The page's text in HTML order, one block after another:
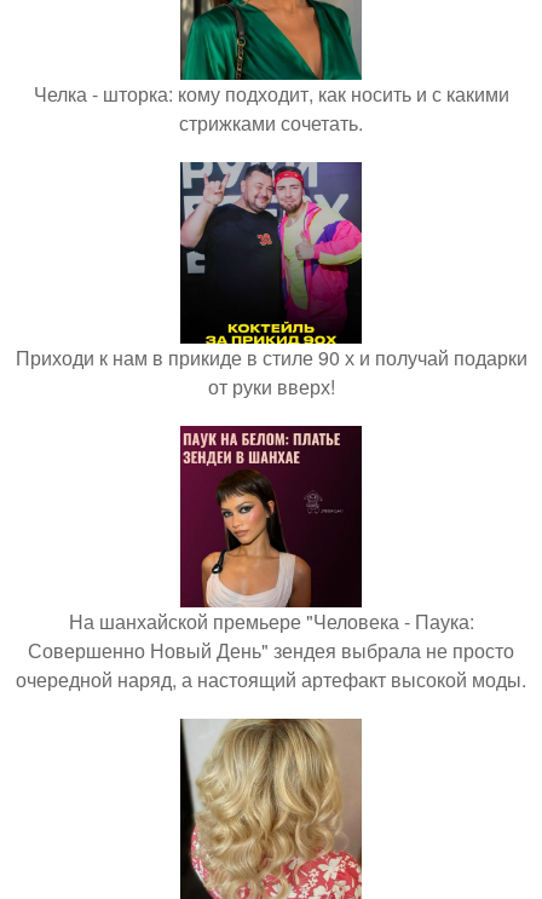
Челка - шторка: кому подходит, как носить и с какими
стрижками сочетать.
Приходи к нам в прикиде в стиле 90 х и получай подарки
от руки вверх!
На шанхайской премьере "Человека - Паука:
Совершенно Новый День" зендея выбрала не просто
очередной наряд, а настоящий артефакт высокой моды.